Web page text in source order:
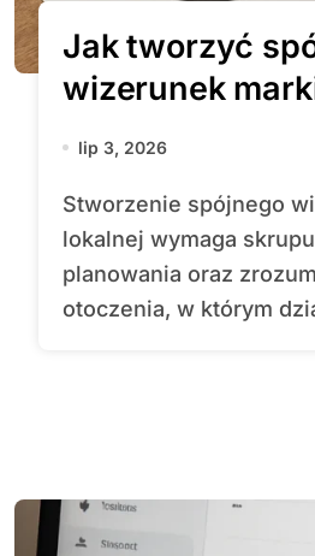
Jak tworzyć
wizerunek
lip 3, 2026
Stworzenie spójnego wizerunku marki
lokalnej wymaga
planowania oraz
otoczenia, w którym